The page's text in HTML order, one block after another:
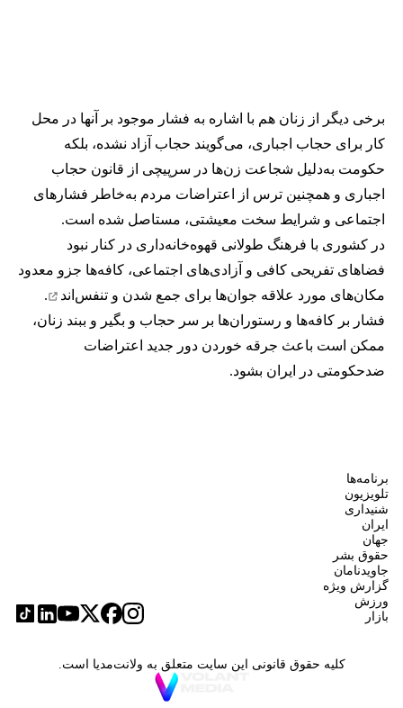
برخی دیگر از زنان هم با اشاره به فشار موجود بر آنها در محل
کار برای حجاب اجباری، می‌گویند حجاب آزاد نشده، بلکه
حکومت به‌دلیل شجاعت زن‌ها در سرپیچی از قانون حجاب
اجباری و همچنین ترس از اعتراضات مردم به‌خاطر فشارهای
اجتماعی و شرایط سخت معیشتی، مستاصل شده است.
در کشوری با فرهنگ طولانی قهوه‌‌خانه‌داری در کنار نبود
فضاهای تفریحی کافی و آزادی‌های اجتماعی، کافه‌ها جزو معدود
مکان‌های مورد علاقه جوان‌ها برای جمع شدن و تنفس‌اند
.
فشار بر کافه‌ها و رستوران‌ها بر سر حجاب و بگیر و ببند زنان،
ممکن است باعث جرقه خوردن دور جدید اعتراضات
ضدحکومتی در ایران بشود.
برنامه‌ها
تلویزیون
شنیداری
ایران
جهان
حقوق بشر
جاویدنامان
گزارش ویژه
ورزش
بازار
کلیه حقوق قانونی این سایت متعلق به ولانت‌مدیا است.